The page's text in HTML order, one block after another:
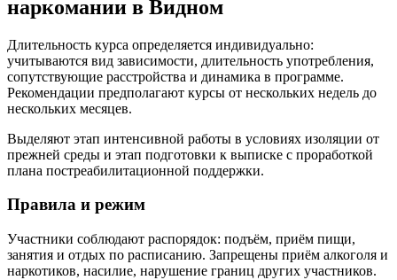
наркомании в Видном
Длительность курса определяется индивидуально:
учитываются вид зависимости, длительность употребления,
сопутствующие расстройства и динамика в программе.
Рекомендации предполагают курсы от нескольких недель до
нескольких месяцев.
Выделяют этап интенсивной работы в условиях изоляции от
прежней среды и этап подготовки к выписке с проработкой
плана постреабилитационной поддержки.
Правила и режим
Участники соблюдают распорядок: подъём, приём пищи,
занятия и отдых по расписанию. Запрещены приём алкоголя и
наркотиков, насилие, нарушение границ других участников.